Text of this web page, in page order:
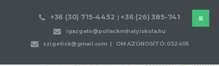
+36 (30) 715-4452 | +36 (26) 385-741
igazgato@pollackmihalyiskola.hu
szigetisk@gmail.com | OM AZONOSÍTÓ: 032405